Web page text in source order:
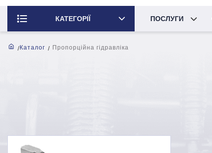
КАТЕГОРІЇ ПОСЛУГИ
Каталог Пропорційна гідравліка